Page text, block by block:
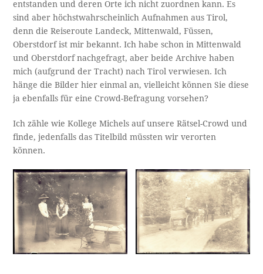
entstanden und deren Orte ich nicht zuordnen kann. Es
sind aber höchstwahrscheinlich Aufnahmen aus Tirol,
denn die Reiseroute Landeck, Mittenwald, Füssen,
Oberstdorf ist mir bekannt. Ich habe schon in Mittenwald
und Oberstdorf nachgefragt, aber beide Archive haben
mich (aufgrund der Tracht) nach Tirol verwiesen. Ich
hänge die Bilder hier einmal an, vielleicht können Sie diese
ja ebenfalls für eine Crowd-Befragung vorsehen?
Ich zähle wie Kollege Michels auf unsere Rätsel-Crowd und
finde, jedenfalls das Titelbild müssten wir verorten
können.